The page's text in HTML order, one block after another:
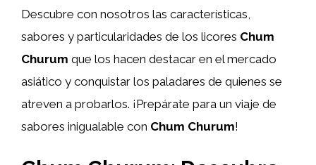
Descubre con nosotros las características,
sabores y particularidades de los licores Chum
Churum que los hacen destacar en el mercado
asiático y conquistar los paladares de quienes se
atreven a probarlos. ¡Prepárate para un viaje de
sabores inigualable con Chum Churum!